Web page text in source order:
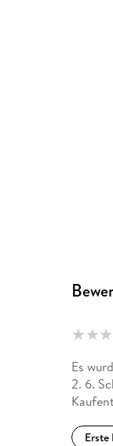
Es
2. 6.
Erste